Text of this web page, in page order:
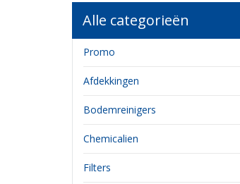
Alle categorieën
Promo
Afdekkingen
Bodemreinigers
Chemicalien
Filters